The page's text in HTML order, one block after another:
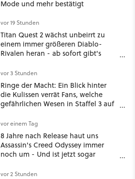
Mode und mehr bestätigt
vor 19 Stunden
Titan Quest 2 wächst unbeirrt zu
einem immer größeren Diablo-
Rivalen heran - ab sofort gibt's
Klasse
vor 3 Stunden
Ringe der Macht: Ein Blick hinter
die Kulissen verrät Fans, welche
gefährlichen Wesen in Staffel 3 auf
vor einem Tag
8 Jahre nach Release haut uns
Assassin's Creed Odyssey immer
noch um - Und ist jetzt sogar
vor 2 Stunden